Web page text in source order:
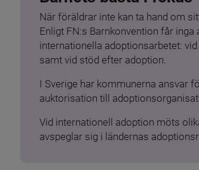
När föräldrar inte kan ta hand om
Enligt FN:s Barnkonvention får
internationella adoptionsarbetet:
samt vid stöd efter adoption.
I Sverige har kommunerna ansvar
auktorisation till
Vid internationell adoption möts
avspeglar sig i ländernas